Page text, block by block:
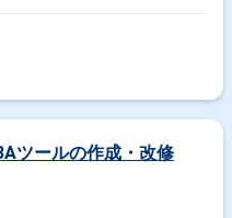
備 ■プロジェクトの
親和性が高い一方で、システム
おらず、知見が属人化している
ツールの作成・改修